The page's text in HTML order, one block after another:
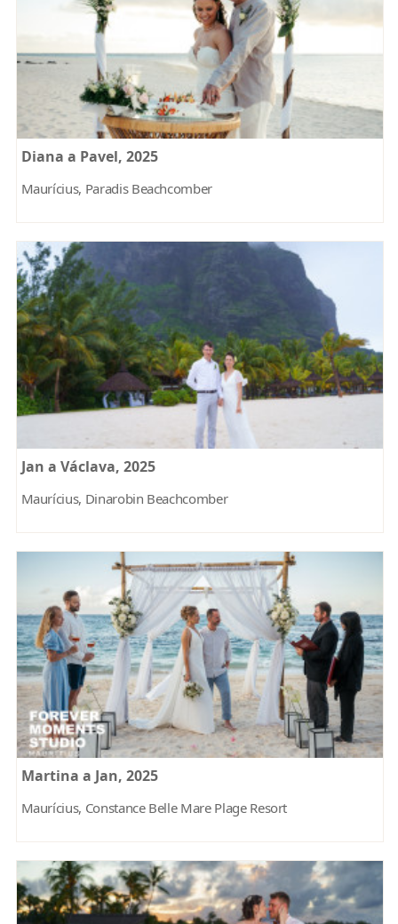
Diana a Pavel, 2025
Maurícius, Paradis Beachcomber
Jan a Václava, 2025
Maurícius, Dinarobin Beachcomber
Martina a Jan, 2025
Maurícius, Constance Belle Mare Plage Resort